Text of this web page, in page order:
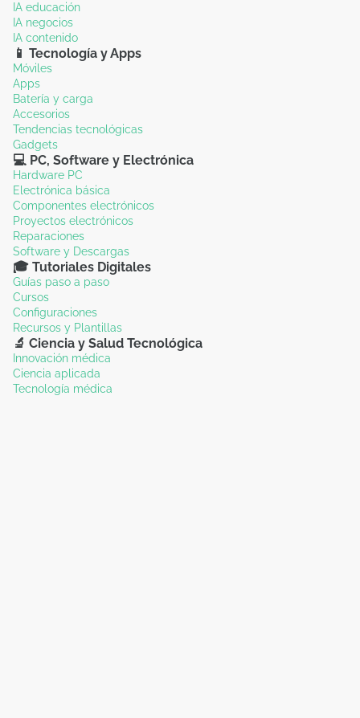
IA educación
IA negocios
IA contenido
📱 Tecnología y Apps
Móviles
Apps
Batería y carga
Accesorios
Tendencias tecnológicas
Gadgets
💻 PC, Software y Electrónica
Hardware PC
Electrónica básica
Componentes electrónicos
Proyectos electrónicos
Reparaciones
Software y Descargas
🎓 Tutoriales Digitales
Guías paso a paso
Cursos
Configuraciones
Recursos y Plantillas
🔬 Ciencia y Salud Tecnológica
Innovación médica
Ciencia aplicada
Tecnología médica